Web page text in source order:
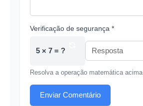
Verificação de segurança *
5 × 7 = ?
Resolva a operação matemática acima
Enviar Comentário